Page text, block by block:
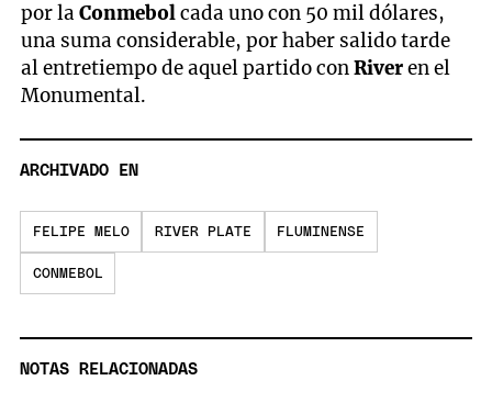
por laConmebolcada uno con 50 mil dólares,
una suma considerable, por haber salido tarde
al entretiempo de aquel partido conRiveren el
Monumental.
ARCHIVADO EN
FELIPE MELO RIVER PLATE FLUMINENSE
CONMEBOL
NOTAS RELACIONADAS